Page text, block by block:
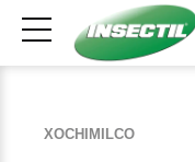
XOCHIMILCO